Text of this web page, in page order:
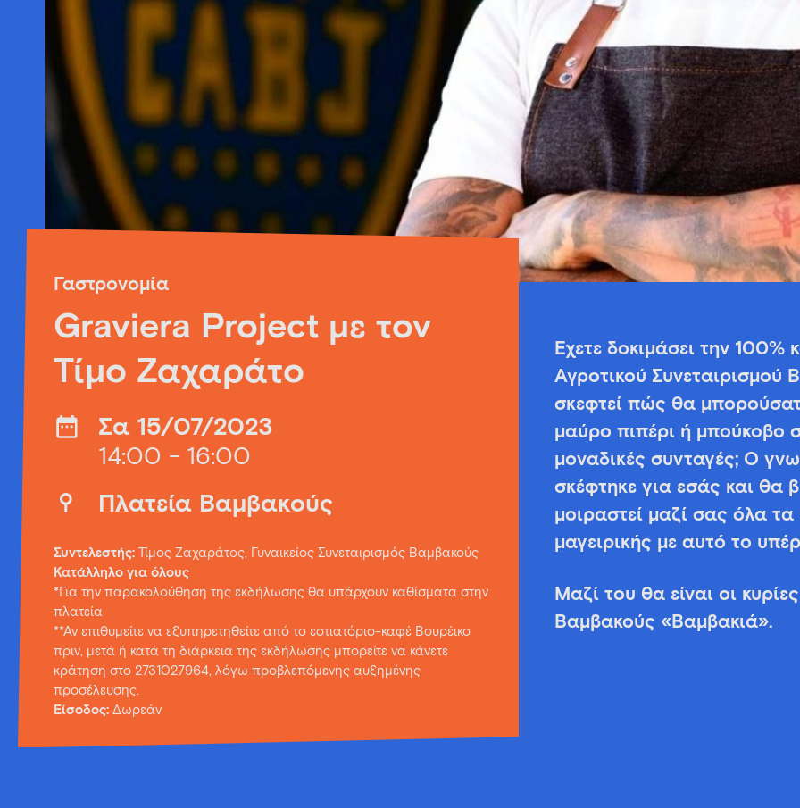
Γαστρονομία
Graviera Project με τον
Τίμο Ζαχαράτο
Σα 15/07/2023
14:00 - 16:00
Πλατεία Βαμβακούς
Συντελεστής: Τίμος Ζαχαράτος, Γυναικείος Συνεταιρισμός Βαμβακούς
Κατάλληλο για όλους
*Για την παρακολούθηση της εκδήλωσης θα υπάρχουν καθίσματα στην
πλατεία
**Αν επιθυμείτε να εξυπηρετηθείτε από το εστιατόριο-καφέ Βουρέικο
πριν, μετά ή κατά τη διάρκεια της εκδήλωσης μπορείτε να κάνετε
κράτηση στο 2731027964, λόγω προβλεπόμενης αυξημένης
προσέλευσης.
Είσοδος: Δωρεάν
Έχετε δοκιμάσει την 100%
Αγροτικού Συνεταιρισμού
σκεφτεί πώς θα
μαύρο πιπέρι ή μπούκοβο
μοναδικές συνταγές; Ο
σκέφτηκε για εσάς και θα
μοιραστεί μαζί σας όλα τα
μαγειρικής με αυτό το
Μαζί του θα είναι οι
Βαμβακούς «Βαμβακιά».